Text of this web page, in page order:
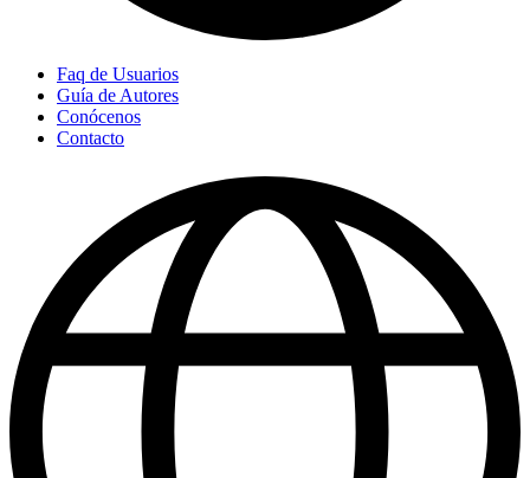
Faq de Usuarios
Guía de Autores
Conócenos
Contacto